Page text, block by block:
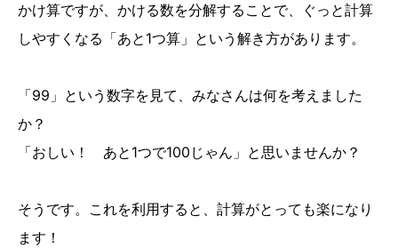
かけ算ですが、かける数を分解することで、ぐっと計算
しやすくなる「あと1つ算」という解き方があります。
「99」という数字を見て、みなさんは何を考えました
か？
「おしい！ あと1つで100じゃん」と思いませんか？
そうです。これを利用すると、計算がとっても楽になり
ます！